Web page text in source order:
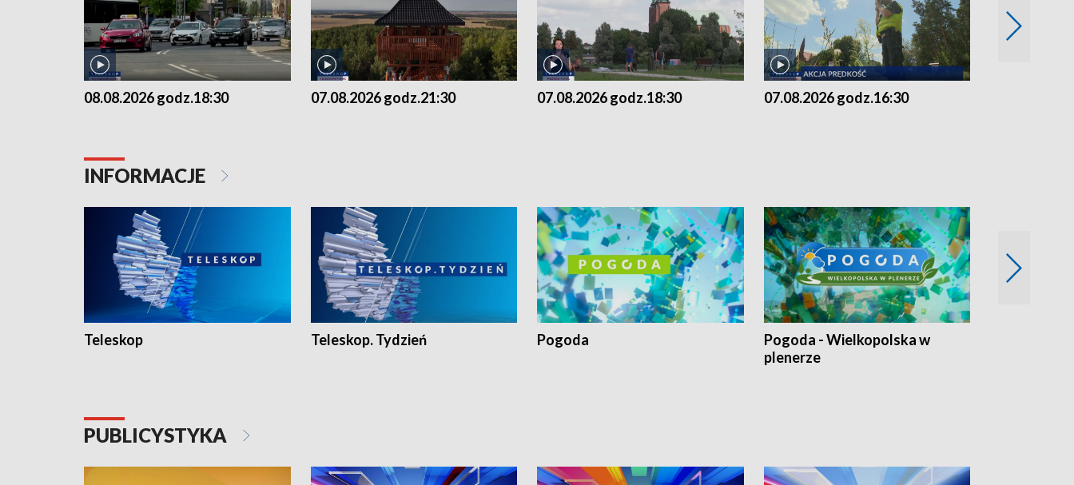
08.08.2026 godz.18:30 07.08.2026 godz.21:30 07.08.2026 godz.18:30 07.08.2026 godz.16:30
INFORMACJE
Teleskop Teleskop. Tydzień Pogoda
Pogoda - Wielkopolska w
plenerze
PUBLICYSTYKA